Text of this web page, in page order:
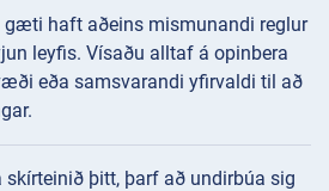
haft aðeins mismunandi reglur
leyfis. Vísaðu alltaf á opinbera
eða samsvarandi yfirvaldi til að
skírteinið þitt, þarf að undirbúa sig